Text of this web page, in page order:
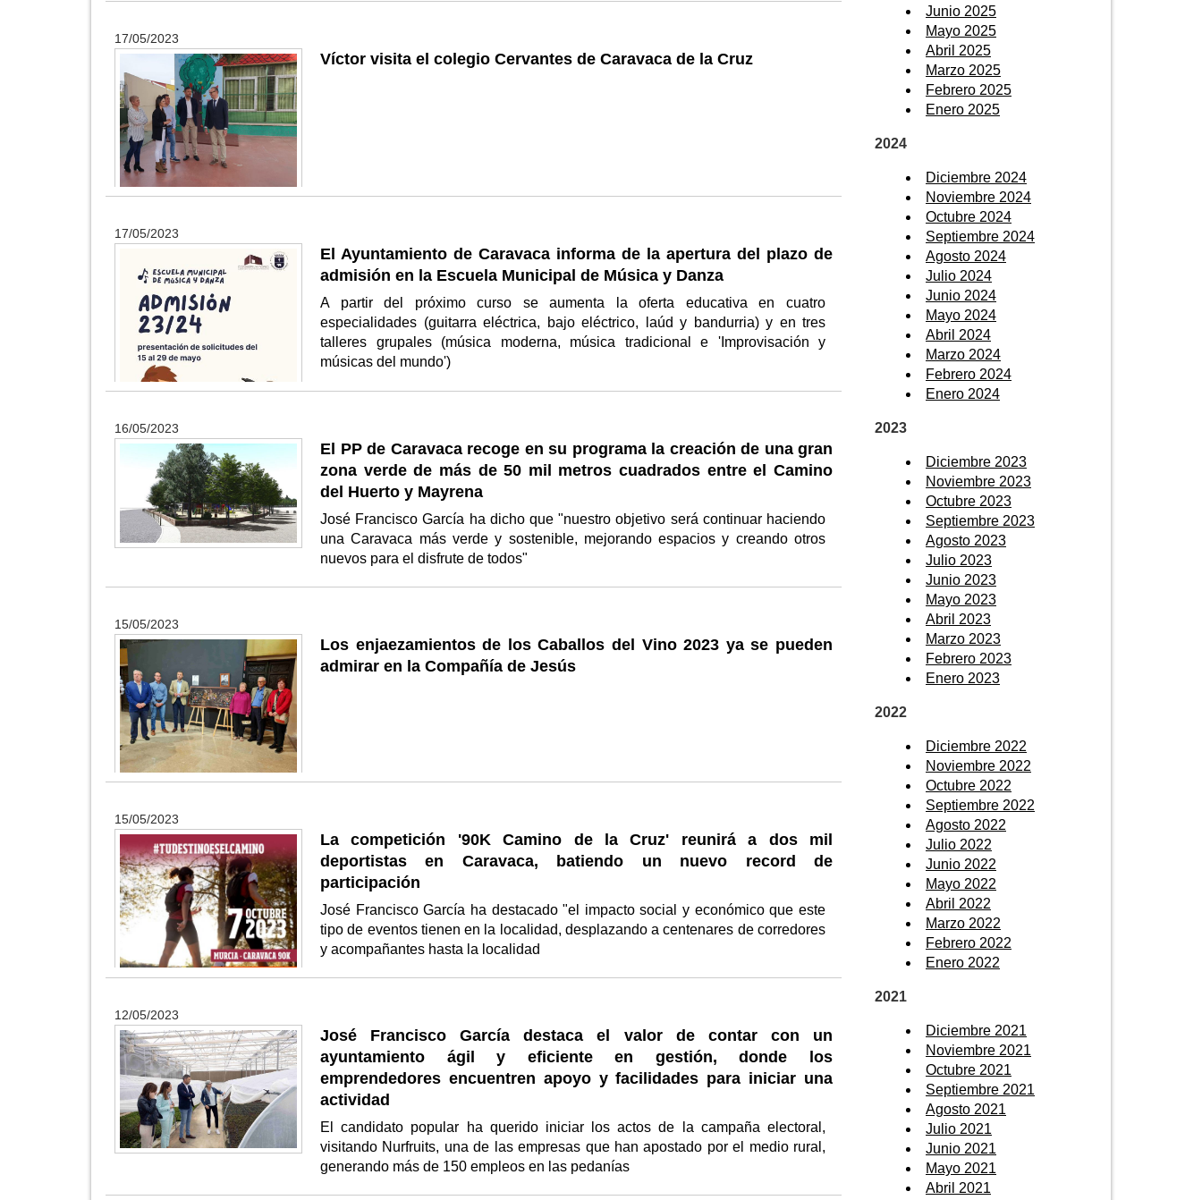
17/05/2023
Víctor visita el colegio Cervantes de Caravaca de la Cruz
17/05/2023
El Ayuntamiento de Caravaca informa de la apertura del plazo de
admisión en la Escuela Municipal de Música y Danza
A partir del próximo curso se aumenta la oferta educativa en cuatro
especialidades (guitarra eléctrica, bajo eléctrico, laúd y bandurria) y en tres
talleres grupales (música moderna, música tradicional e 'Improvisación y
músicas del mundo')
16/05/2023
El PP de Caravaca recoge en su programa la creación de una gran
zona verde de más de 50 mil metros cuadrados entre el Camino
del Huerto y Mayrena
José Francisco García ha dicho que "nuestro objetivo será continuar haciendo
una Caravaca más verde y sostenible, mejorando espacios y creando otros
nuevos para el disfrute de todos"
15/05/2023
Los enjaezamientos de los Caballos del Vino 2023 ya se pueden
admirar en la Compañía de Jesús
15/05/2023
La competición '90K Camino de la Cruz' reunirá a dos mil
deportistas en Caravaca, batiendo un nuevo record de
participación
José Francisco García ha destacado "el impacto social y económico que este
tipo de eventos tienen en la localidad, desplazando a centenares de corredores
y acompañantes hasta la localidad
12/05/2023
José Francisco García destaca el valor de contar con un
ayuntamiento ágil y eficiente en gestión, donde los
emprendedores encuentren apoyo y facilidades para iniciar una
actividad
El candidato popular ha querido iniciar los actos de la campaña electoral,
visitando Nurfruits, una de las empresas que han apostado por el medio rural,
generando más de 150 empleos en las pedanías
Junio 2025
Mayo 2025
Abril 2025
Marzo 2025
Febrero 2025
Enero 2025
2024
Diciembre 2024
Noviembre 2024
Octubre 2024
Septiembre 2024
Agosto 2024
Julio 2024
Junio 2024
Mayo 2024
Abril 2024
Marzo 2024
Febrero 2024
Enero 2024
2023
Diciembre 2023
Noviembre 2023
Octubre 2023
Septiembre 2023
Agosto 2023
Julio 2023
Junio 2023
Mayo 2023
Abril 2023
Marzo 2023
Febrero 2023
Enero 2023
2022
Diciembre 2022
Noviembre 2022
Octubre 2022
Septiembre 2022
Agosto 2022
Julio 2022
Junio 2022
Mayo 2022
Abril 2022
Marzo 2022
Febrero 2022
Enero 2022
2021
Diciembre 2021
Noviembre 2021
Octubre 2021
Septiembre 2021
Agosto 2021
Julio 2021
Junio 2021
Mayo 2021
Abril 2021